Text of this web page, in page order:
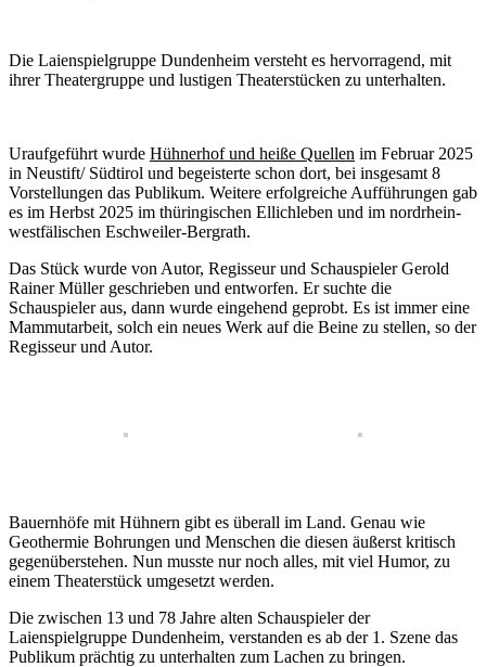
Die Laienspielgruppe Dundenheim versteht es hervorragend, mit
ihrer Theatergruppe und lustigen Theaterstücken zu unterhalten.
Uraufgeführt wurde Hühnerhof und heiße Quellen im Februar 2025
in Neustift/ Südtirol und begeisterte schon dort, bei insgesamt 8
Vorstellungen das Publikum. Weitere erfolgreiche Aufführungen gab
es im Herbst 2025 im thüringischen Ellichleben und im nordrhein-
westfälischen Eschweiler-Bergrath.
Das Stück wurde von Autor, Regisseur und Schauspieler Gerold
Rainer Müller geschrieben und entworfen. Er suchte die
Schauspieler aus, dann wurde eingehend geprobt. Es ist immer eine
Mammutarbeit, solch ein neues Werk auf die Beine zu stellen, so der
Regisseur und Autor.
Bauernhöfe mit Hühnern gibt es überall im Land. Genau wie
Geothermie Bohrungen und Menschen die diesen äußerst kritisch
gegenüberstehen. Nun musste nur noch alles, mit viel Humor, zu
einem Theaterstück umgesetzt werden.
Die zwischen 13 und 78 Jahre alten Schauspieler der
Laienspielgruppe Dundenheim, verstanden es ab der 1. Szene das
Publikum prächtig zu unterhalten zum Lachen zu bringen.